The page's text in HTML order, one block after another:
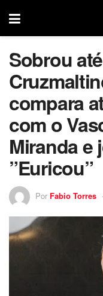
Sobrou
compara
com o
Miranda e
”Euricou”
Por Fabio Torres